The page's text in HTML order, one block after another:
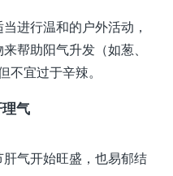
进行温和的户外活动，
帮助阳气升发（如葱、
不宜过于辛辣。
气
气开始旺盛，也易郁结